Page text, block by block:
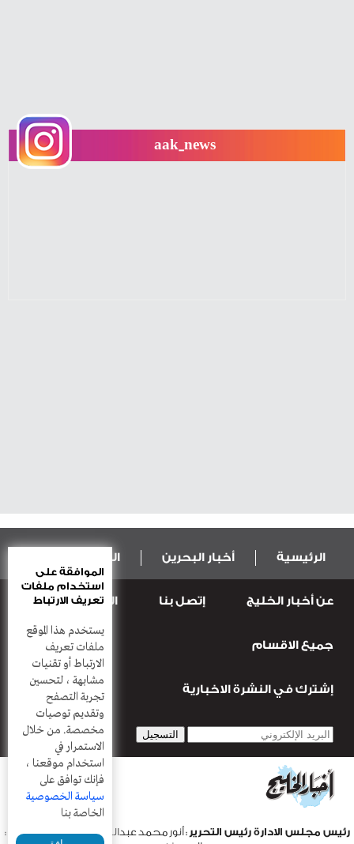
aak_news
الرئيسية أخبار البحرين المال و الاقتصاد
عربية ودولية الرياضة
قضـايــا وحـــوادث أعمدة
عن أخبار الخليج إتصل بنا المطبعة
جميع الاقسام
إشترك في النشرة الاخبارية
رئيس مجلس الادارة رئيس التحرير : أنور محمد عبدالرحمن |مدير التحرير :
الموافقة على
استخدام ملفات
تعريف الارتباط
يستخدم هذا الموقع
ملفات تعريف
الارتباط أو تقنيات
مشابهة ، لتحسين
تجربة التصفح
وتقديم توصيات
مخصصة. من خلال
الاستمرار في
استخدام موقعنا ،
فإنك توافق على
سياسة الخصوصية
الخاصة بنا